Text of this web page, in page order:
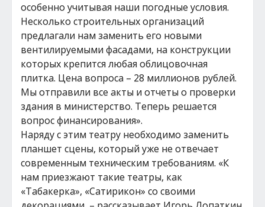
особенно учитывая наши погодные условия.
Несколько строительных организаций
предлагали нам заменить его новыми
вентилируемыми фасадами, на конструкции
которых крепится любая облицовочная
плитка. Цена вопроса – 28 миллионов рублей.
Мы отправили все акты и отчеты о проверки
здания в министерство. Теперь решается
вопрос финансирования».
Наряду с этим театру необходимо заменить
планшет сцены, который уже не отвечает
современным техническим требованиям. «К
нам приезжают такие театры, как
«Табакерка», «Сатирикон» со своими